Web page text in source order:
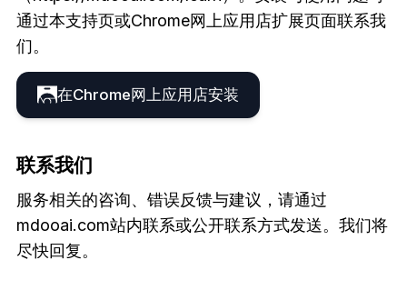
通过本支持页或Chrome网上应用店扩展页面联系我
们。
在Chrome网上应用店安装
联系我们
服务相关的咨询、错误反馈与建议，请通过
mdooai.com站内联系或公开联系方式发送。我们将
尽快回复。